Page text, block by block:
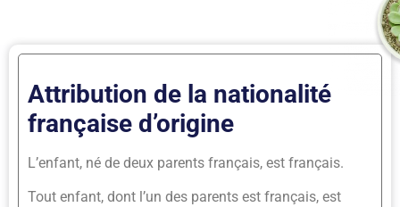
Attribution de la nationalité
française d’origine
L’enfant, né de deux parents français, est français.
Tout enfant, dont l’un des parents est français, est